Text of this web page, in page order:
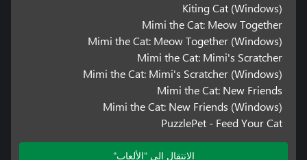
Kiting Cat (Windows)
Mimi the Cat: Meow Together
Mimi the Cat: Meow Together (Windows)
Mimi the Cat: Mimi's Scratcher
Mimi the Cat: Mimi's Scratcher (Windows)
Mimi the Cat: New Friends
Mimi the Cat: New Friends (Windows)
PuzzlePet - Feed Your Cat
الانتقال إلى "الألعاب"